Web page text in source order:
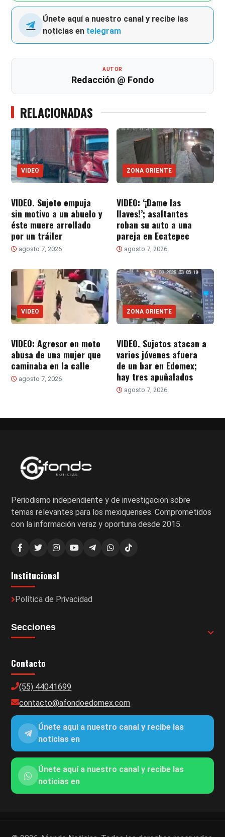
Únete aquí a nuestro canal y recibe las
noticias en telegram
AUTOR
Redacción @ Fondo
RELACIONADAS
VIDEO
VIDEO. Sujeto empuja
sin motivo a un abuelo y
éste muere arrollado
por un tráiler
agosto 7, 2026
ZONA ORIENTE
VIDEO: ‘¡Dame las
llaves!’; asaltantes
roban su auto a una
pareja en Ecatepec
agosto 7, 2026
VIDEO
VIDEO: Agresor en moto
abusa de una mujer que
caminaba en la calle
agosto 7, 2026
ZONA ORIENTE
VIDEO. Sujetos atacan a
varios jóvenes afuera
de un bar en Edomex;
hay tres apuñalados
agosto 7, 2026
Periodismo independiente y de investigación sobre
temas relevantes para los mexiquenses. Comprometidos
con la información veraz y oportuna desde 2015.
Institucional
Política de Privacidad
Secciones
Contacto
(55) 44041699
contacto@afondoedomex.com
Únete aquí a nuestro canal y recibe las
noticias en
Únete aquí a nuestro canal y recibe las
noticias en